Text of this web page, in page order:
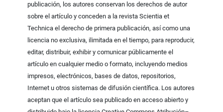
publicación, los autores conservan los derechos de autor
sobre el artículo y conceden a la revista Scientia et
Technica el derecho de primera publicación, así como una
licencia no exclusiva, ilimitada en el tiempo, para reproducir,
editar, distribuir, exhibir y comunicar públicamente el
artículo en cualquier medio o formato, incluyendo medios
impresos, electrónicos, bases de datos, repositorios,
Internet u otros sistemas de difusión científica. Los autores
aceptan que el artículo sea publicado en acceso abierto y